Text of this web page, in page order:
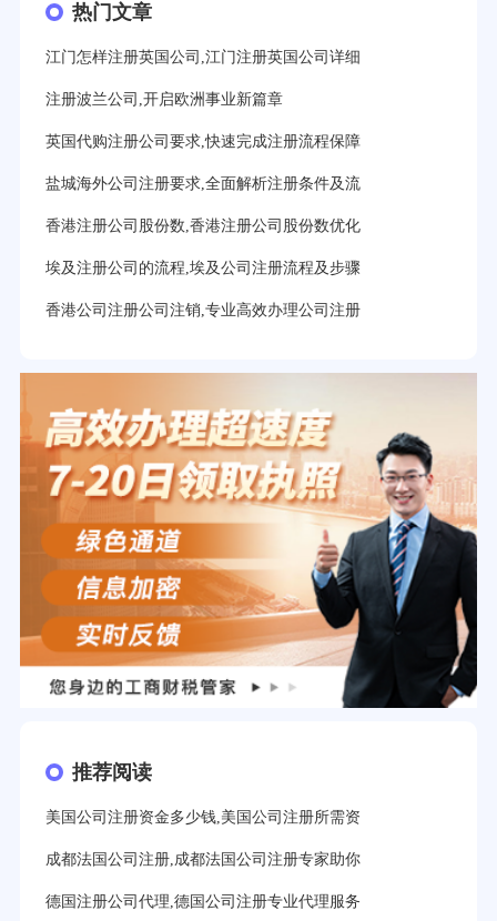
热门文章
江门怎样注册英国公司,江门注册英国公司详细
注册波兰公司,开启欧洲事业新篇章
英国代购注册公司要求,快速完成注册流程保障
盐城海外公司注册要求,全面解析注册条件及流
香港注册公司股份数,香港注册公司股份数优化
埃及注册公司的流程,埃及公司注册流程及步骤
香港公司注册公司注销,专业高效办理公司注册
推荐阅读
美国公司注册资金多少钱,美国公司注册所需资
成都法国公司注册,成都法国公司注册专家助你
德国注册公司代理,德国公司注册专业代理服务